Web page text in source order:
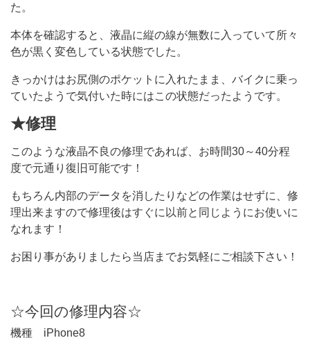
た。
本体を確認すると、液晶に縦の線が無数に入っていて所々
色が黒く変色している状態でした。
きっかけはお尻側のポケットに入れたまま、バイクに乗っ
ていたようで気付いた時にはこの状態だったようです。
★修理
このような液晶不良の修理であれば、お時間30～40分程
度で元通り復旧可能です！
もちろん内部のデータを消したりなどの作業はせずに、修
理出来ますので修理後はすぐに以前と同じようにお使いに
なれます！
お困り事がありましたら当店までお気軽にご相談下さい！
☆今回の修理内容☆
機種 iPhone8